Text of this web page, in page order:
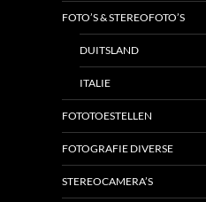
FOTO’S & STEREOFOTO’S
DUITSLAND
ITALIE
FOTOTOESTELLEN
FOTOGRAFIE DIVERSE
STEREOCAMERA’S